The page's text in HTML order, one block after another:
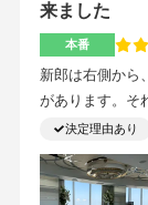
来ました
本番
新郎は右側から
があります。そ
というコンセ
郎・新婦が揃う
るい中挙式を進
決定理由あり